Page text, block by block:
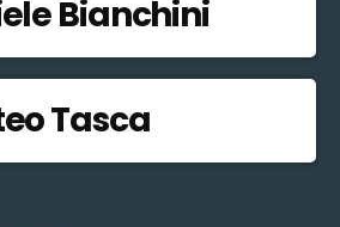
Bianchini
Tasca